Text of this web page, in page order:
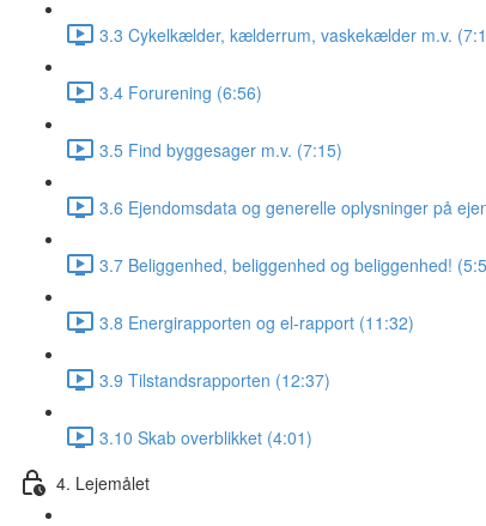
3.3 Cykelkælder, kælderrum, vaskekælder m.v.
3.4 Forurening (6:56)
3.5 Find byggesager m.v. (7:15)
3.6 Ejendomsdata og generelle oplysninger på
3.7 Beliggenhed, beliggenhed og beliggenhed!
3.8 Energirapporten og el-rapport (11:32)
3.9 Tilstandsrapporten (12:37)
3.10 Skab overblikket (4:01)
4. Lejemålet